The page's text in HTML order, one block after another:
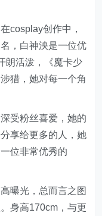
cosplay创作中，
，白神泱是一位优
朗活泼，《魔卡少
猎，她对每一个角
受粉丝喜爱，她的
享给更多的人，她
位非常优秀的
曝光，总而言之图
身高170cm，与更